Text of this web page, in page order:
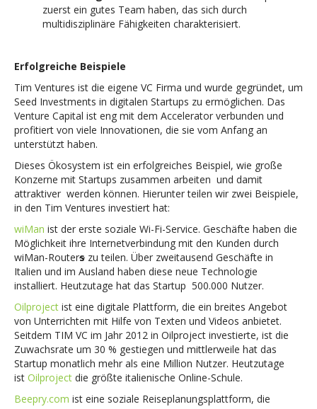
zuerst ein gutes Team haben, das sich durch
multidisziplinäre Fähigkeiten charakterisiert.
Erfolgreiche Beispiele
Tim Ventures ist die eigene VC Firma und wurde gegründet, um
Seed Investments in digitalen Startups zu ermöglichen. Das
Venture Capital ist eng mit dem Accelerator verbunden und
profitiert von viele Innovationen, die sie vom Anfang an
unterstützt haben.
Dieses Ökosystem ist ein erfolgreiches Beispiel, wie große
Konzerne mit Startups zusammen arbeiten und damit
attraktiver werden können. Hierunter teilen wir zwei Beispiele,
in den Tim Ventures investiert hat:
wiMan ist der erste soziale Wi-Fi-Service. Geschäfte haben die
Möglichkeit ihre Internetverbindung mit den Kunden durch
wiMan-Routers zu teilen. Über zweitausend Geschäfte in
Italien und im Ausland haben diese neue Technologie
installiert. Heutzutage hat das Startup 500.000 Nutzer.
Oilproject ist eine digitale Plattform, die ein breites Angebot
von Unterrichten mit Hilfe von Texten und Videos anbietet.
Seitdem TIM VC im Jahr 2012 in Oilproject investierte, ist die
Zuwachsrate um 30 % gestiegen und mittlerweile hat das
Startup monatlich mehr als eine Million Nutzer. Heutzutage
ist Oilproject die größte italienische Online-Schule.
Beepry.com ist eine soziale Reiseplanungsplattform, die